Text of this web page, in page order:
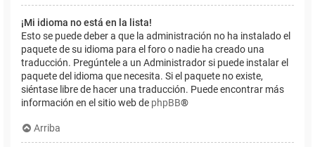
¡Mi idioma no está en la lista!
Esto se puede deber a que la administración no ha instalado el
paquete de su idioma para el foro o nadie ha creado una
traducción. Pregúntele a un Administrador si puede instalar el
paquete del idioma que necesita. Si el paquete no existe,
siéntase libre de hacer una traducción. Puede encontrar más
información en el sitio web de phpBB®
Arriba